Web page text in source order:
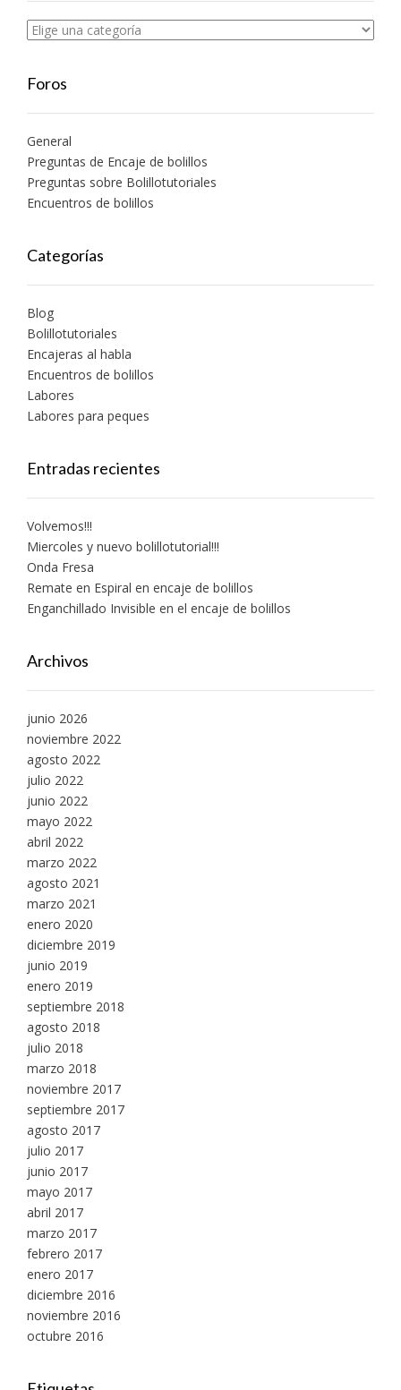
Foros
General
Preguntas de Encaje de bolillos
Preguntas sobre Bolillotutoriales
Encuentros de bolillos
Categorías
Blog
Bolillotutoriales
Encajeras al habla
Encuentros de bolillos
Labores
Labores para peques
Entradas recientes
Volvemos!!!
Miercoles y nuevo bolillotutorial!!!
Onda Fresa
Remate en Espiral en encaje de bolillos
Enganchillado Invisible en el encaje de bolillos
Archivos
junio 2026
noviembre 2022
agosto 2022
julio 2022
junio 2022
mayo 2022
abril 2022
marzo 2022
agosto 2021
marzo 2021
enero 2020
diciembre 2019
junio 2019
enero 2019
septiembre 2018
agosto 2018
julio 2018
marzo 2018
noviembre 2017
septiembre 2017
agosto 2017
julio 2017
junio 2017
mayo 2017
abril 2017
marzo 2017
febrero 2017
enero 2017
diciembre 2016
noviembre 2016
octubre 2016